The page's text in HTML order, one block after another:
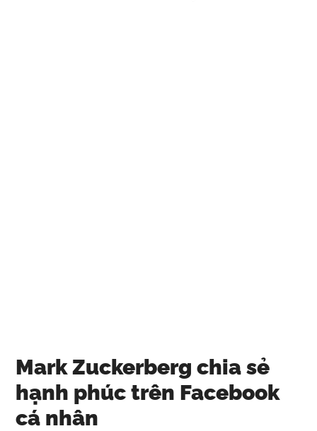
Mark Zuckerberg chia sẻ
hạnh phúc trên Facebook
cá nhân